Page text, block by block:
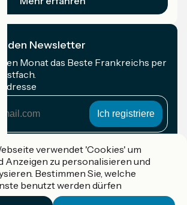
den Newsletter
Monat das Beste Frankreichs per
von Destination France
verwendet 'Cookies' um
Anzeigen zu personalisieren und
Bestimmen Sie, welche
benutzt werden dürfen